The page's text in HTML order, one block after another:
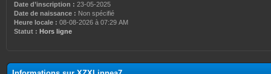
Date d’inscription : 23-05-2025
Date de naissance : Non spécifié
Heure locale : 08-08-2026 à 07:29 AM
Statut : Hors ligne